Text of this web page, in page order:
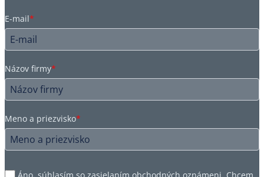
E-mail*
Názov firmy*
Meno a priezvisko*
Áno, súhlasím so zasielaním obchodných oznámeni. Chcem